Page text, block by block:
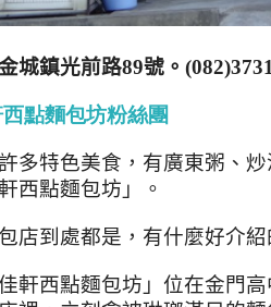
城鎮光前路89號。
點麵包坊粉絲團
多特色美食 ，有廣東粥、
西點麵包坊 」。
店到處都是 ，有什麼好介
佳軒西點麵包坊 」位在金門